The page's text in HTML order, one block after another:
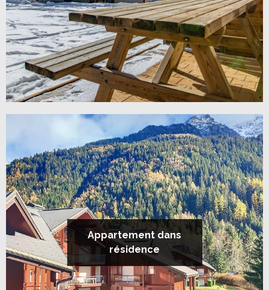
Appartement dans
résidence